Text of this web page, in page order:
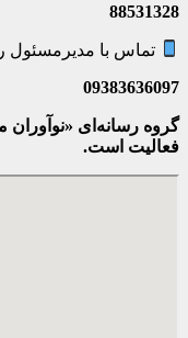
88531328
تماس با مدیرمسئول
09383636097
گروه رسانه‌ای
فعالیت است.